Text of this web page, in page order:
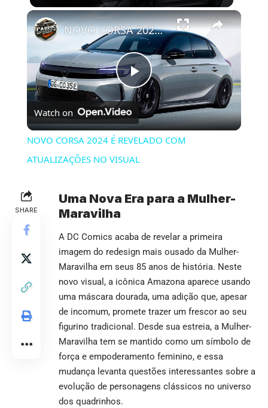
×
Play
Video
NOVO CORSA 2024 É REVELADO COM ATUALIZAÇÕES NO VISUAL
Watch on
NOVO CORSA 2024 É REVELADO COM
ATUALIZAÇÕES NO VISUAL
SHARE
Uma Nova Era para a Mulher-
Maravilha
A DC Comics acaba de revelar a primeira
imagem do redesign mais ousado da Mulher-
Maravilha em seus 85 anos de história. Neste
novo visual, a icônica Amazona aparece usando
uma máscara dourada, uma adição que, apesar
de incomum, promete trazer um frescor ao seu
figurino tradicional. Desde sua estreia, a Mulher-
Maravilha tem se mantido como um símbolo de
força e empoderamento feminino, e essa
mudança levanta questões interessantes sobre a
evolução de personagens clássicos no universo
dos quadrinhos.